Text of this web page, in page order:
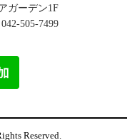
ガーデン1F
505-7499
Reserved.